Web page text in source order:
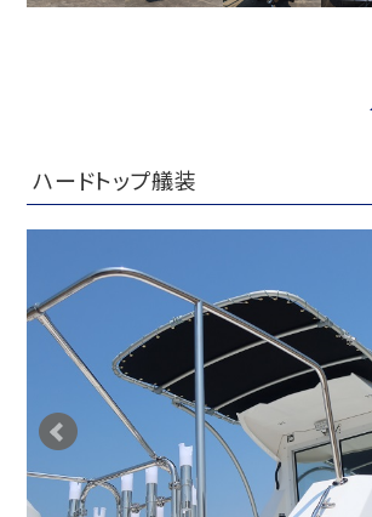
ハードトップ艤装